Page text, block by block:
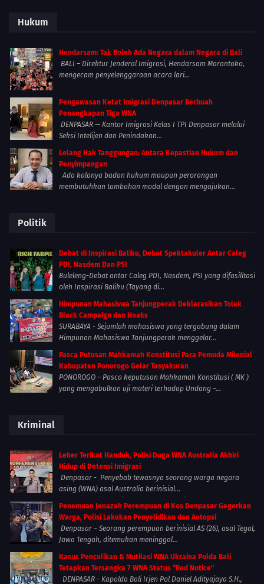
Hukum
Hendarsam: Tak Boleh Ada Negara dalam Negara di Bali
BALI – Direktur Jenderal Imigrasi, Hendarsam Marantoko,
mengecam penyelenggaraan acara lari...
Pengawasan Ketat Imigrasi Denpasar Berbuah
Penangkapan Tiga WNA
DENPASAR — Kantor Imigrasi Kelas I TPI Denpasar melalui
Seksi Intelijen dan Penindakan...
Lelang Hak Tanggungan: Antara Kepastian Hukum dan
Penyimpangan
Ada kalanya badan hukum maupun perorangan
membutuhkan tambahan modal dengan mengajukan...
Politik
Debat di Inspirasi Baliku, Debat Spektakuler Antar Caleg
PDI, Nasdem Dan PSI
Buleleng-Debat antar Caleg PDI, Nasdem, PSI yang difasilitasi
oleh Inspirasi Baliku (Tayang di...
Himpunan Mahasiswa Tanjungperak Deklarasikan Tolak
Black Campaign dan Hoaks
SURABAYA - Sejumlah mahasiswa yang tergabung dalam
Himpunan Mahasiswa Tanjungperak menggelar...
Pasca Putusan Mahkamah Konstitusi Para Pemuda Milenial
Kabupaten Ponorogo Gelar Tasyakuran
PONOROGO – Pasca keputusan Mahkamah Konstitusi ( MK )
yang mengabulkan uji materi terhadap Undang –...
Kriminal
Leher Terikat Handuk, Polisi Duga WNA Australia Akhiri
Hidup di Detensi Imigrasi
Denpasar - Penyebab tewasnya seorang warga negara
asing (WNA) asal Australia berinisial...
Penemuan Jenazah Perempuan di Kos Denpasar Gegerkan
Warga, Polisi Lakukan Penyelidikan dan Autopsi
Denpasar – Seorang perempuan berinisial AS (26), asal Tegal,
Jawa Tengah, ditemukan meninggal...
Kasus Penculikan & Mutilasi WNA Ukraina Polda Bali
Tetapkan Tersangka 7 WNA Status “Red Notice”
DENPASAR - Kapolda Bali Irjen Pol Daniel Adityajaya S.H.,